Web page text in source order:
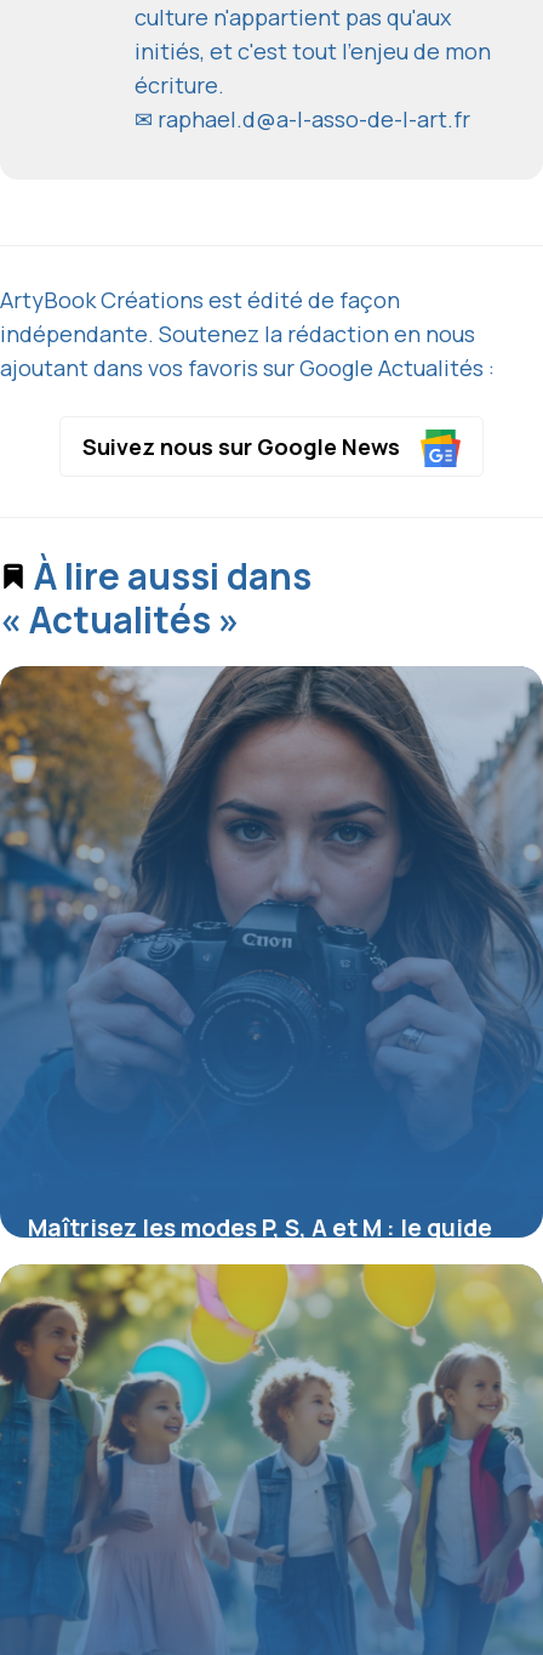
culture n'appartient pas qu'aux
initiés, et c'est tout l'enjeu de mon
écriture.
✉ raphael.d@a-l-asso-de-l-art.fr
ArtyBook Créations est édité de façon
indépendante. Soutenez la rédaction en nous
ajoutant dans vos favoris sur Google Actualités :
Suivez nous sur Google News
À lire aussi dans
« Actualités »
Maîtrisez les modes P, S, A et M : le guide
pratique pour photographier comme un
pro
16 mars 2026